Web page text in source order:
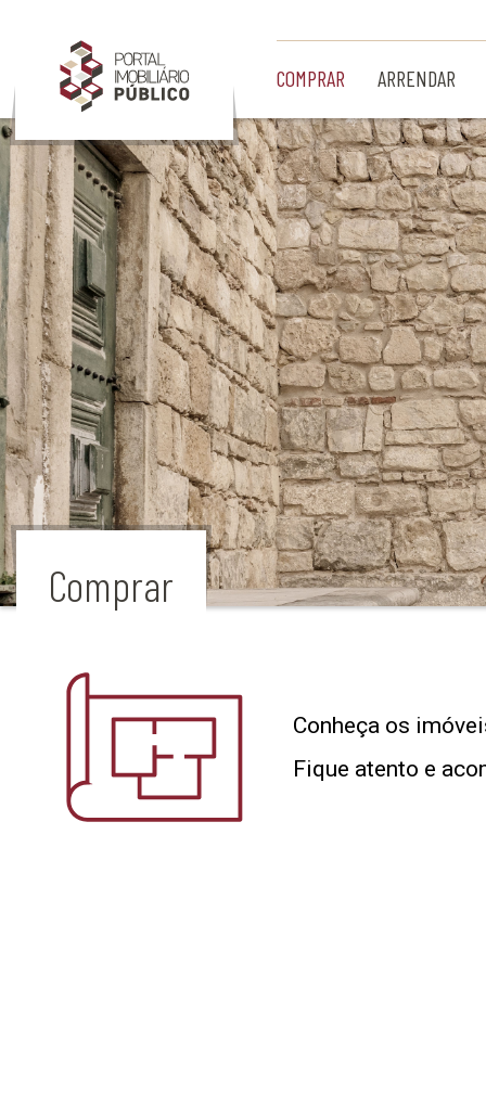
COMPRAR ARRENDAR
Comprar
Conheça os
Fique atento e